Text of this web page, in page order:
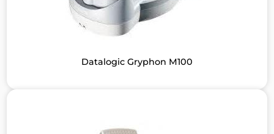
Datalogic Gryphon M100